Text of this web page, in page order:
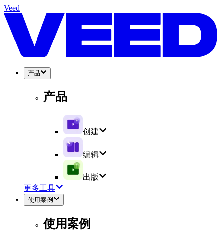
Veed
产品
产品
创建
编辑
出版
更多工具
使用案例
使用案例